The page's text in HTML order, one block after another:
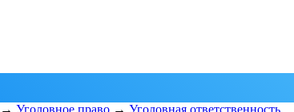
→ Уголовное право → Уголовная ответственность